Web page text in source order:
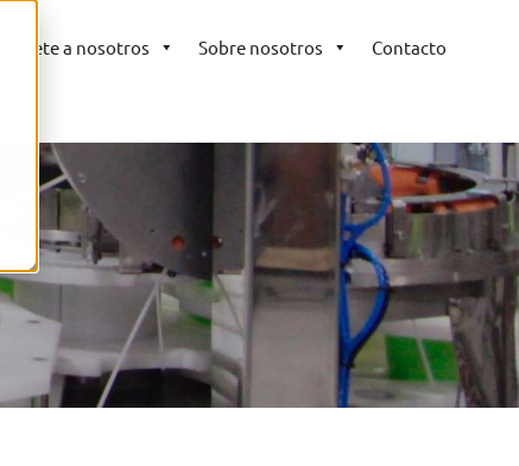
Únete a nosotros Sobre nosotros Contacto